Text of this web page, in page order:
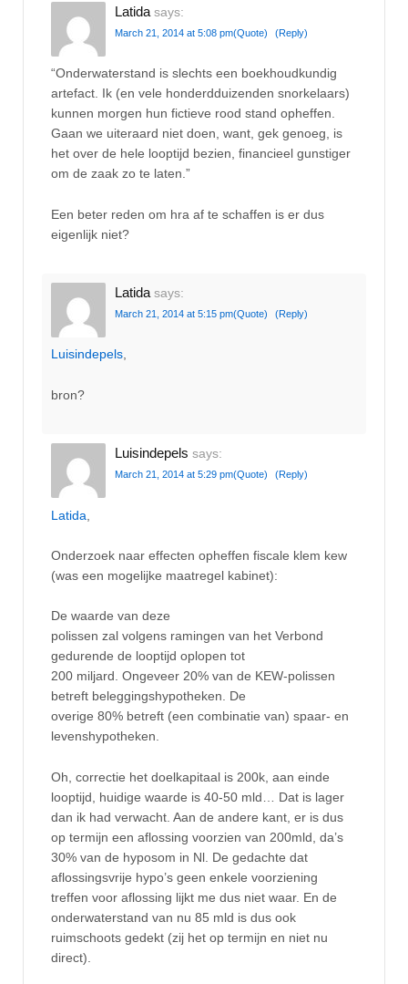
Latida says:
March 21, 2014 at 5:08 pm(Quote) (Reply)
“Onderwaterstand is slechts een boekhoudkundig
artefact. Ik (en vele honderdduizenden snorkelaars)
kunnen morgen hun fictieve rood stand opheffen.
Gaan we uiteraard niet doen, want, gek genoeg, is
het over de hele looptijd bezien, financieel gunstiger
om de zaak zo te laten.”
Een beter reden om hra af te schaffen is er dus
eigenlijk niet?
Latida says:
March 21, 2014 at 5:15 pm(Quote) (Reply)
Luisindepels,
bron?
Luisindepels says:
March 21, 2014 at 5:29 pm(Quote) (Reply)
Latida
Onderzoek naar effecten opheffen fiscale klem kew
(was een mogelijke maatregel kabinet):
De waarde van deze
polissen zal volgens ramingen van het Verbond
gedurende de looptijd oplopen tot
200 miljard. Ongeveer 20% van de KEW-polissen
betreft beleggingshypotheken. De
overige 80% betreft (een combinatie van) spaar- en
levenshypotheken.
Oh, correctie het doelkapitaal is 200k, aan einde
looptijd, huidige waarde is 40-50 mld… Dat is lager
dan ik had verwacht. Aan de andere kant, er is dus
op termijn een aflossing voorzien van 200mld, da’s
30% van de hyposom in Nl. De gedachte dat
aflossingsvrije hypo’s geen enkele voorziening
treffen voor aflossing lijkt me dus niet waar. En de
onderwaterstand van nu 85 mld is dus ook
ruimschoots gedekt (zij het op termijn en niet nu
direct).